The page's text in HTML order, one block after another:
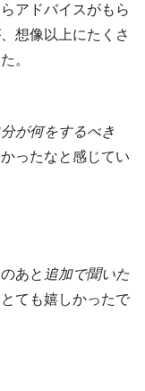
アドバイスがもら
想像以上にたくさ
。
分が何をするべき
ったなと感じてい
あと 追加で聞いた
ても嬉しかったで